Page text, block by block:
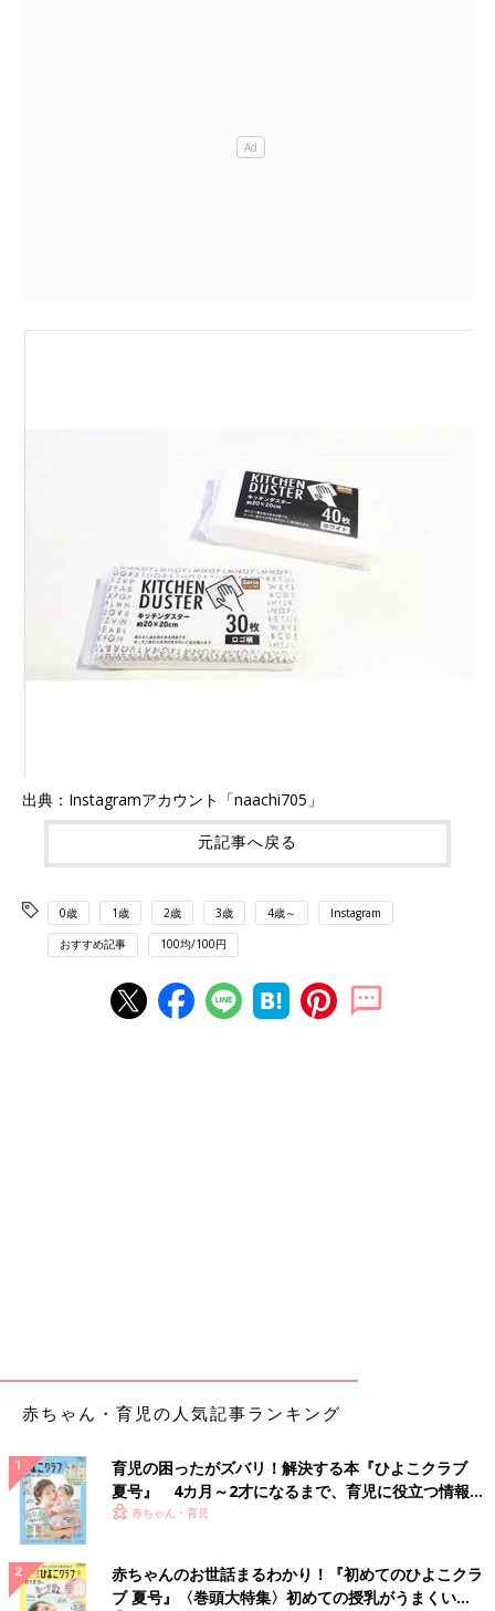
出典：Instagramアカウント「naachi705」
元記事へ戻る
0歳 1歳 2歳 3歳 4歳～ Instagram
おすすめ記事 100均/100円
赤ちゃん・育児の人気記事ランキング
育児の困ったがズバリ！解決する本『ひよこクラブ
夏号』 4カ月～2才になるまで、育児に役立つ情報が
いっぱい！
赤ちゃん・育児
赤ちゃんのお世話まるわかり！『初めてのひよこクラ
ブ 夏号』〈巻頭大特集〉初めての授乳がうまくい